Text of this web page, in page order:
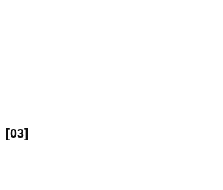
[03]